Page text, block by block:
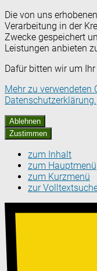
Die von uns
Verarbeitung in der
Zwecke gespeichert
Leistungen anbieten
Dafür bitten wir um
Mehr zu verwendeten
Datenschutzerklärung.
Ablehnen
Zustimmen
zum Inhalt
zum Hauptmenü
zum Kurzmenü
zur